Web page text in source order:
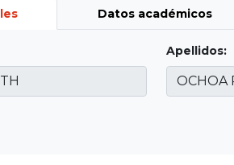
Datos académicos
Apellidos: